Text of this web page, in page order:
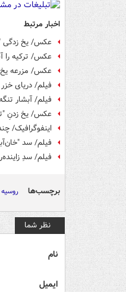
اخبار مرتبط
عکس/ یخ زدگی
عکس/ ترکیه را
عکس/ مزرعه
فیلم/ دریای
فیلم/ آبشار
عکس/ یخ زدنِ
اینفوگرافیک/
فیلم/ سد
فیلم/ سدِ
برچسب‌ها روسیه
نظر شما
نام
ایمیل